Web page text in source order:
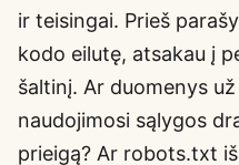
ir teisingai. Prieš
kodo eilutę, atsakau į
šaltinį. Ar duomenys
naudojimosi sąlygos
prieigą? Ar robots.txt